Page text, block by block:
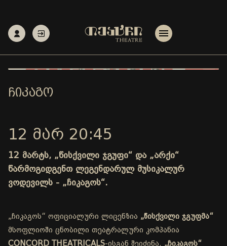
ᲩᲘᲙᲐᲒᲝ
12 ᲛᲐᲠ 20:45
12 მარტს, „წისქვილი ჯგუფი“ და „არქი“
წარმოგიდგენთ ლეგენდარულ მუსიკალურ
ვოდევილს - „ჩიკაგოს“.
„ჩიკაგოს“ ოფიციალური ლიცენზია „წისქვილი ჯგუფმა“
მსოფლიოში ცნობილი თეატრალური კომპანია
CONCORD THEATRICALS-ისგან შეიძინა. „ჩიკაგოს“